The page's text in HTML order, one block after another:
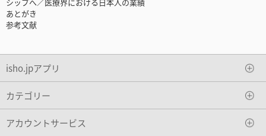
あとがき
参考文献
isho.jpアプリ
カテゴリー
アカウントサービス